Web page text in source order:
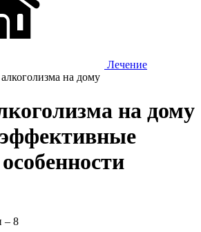
Лечение
на дому
на дому
– 8